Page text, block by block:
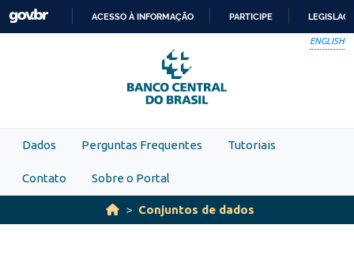
Skip to main content
PARA
O
CONTEÚDO
ACESSO À INFORMAÇÃO PARTICIPE
ENGLISH
Dados Perguntas Frequentes Tutoriais
Contato Sobre o Portal
Conjuntos de dados